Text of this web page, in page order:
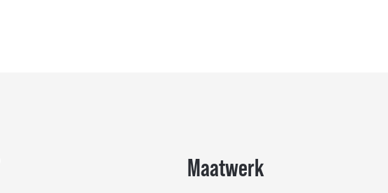
Maatwerk